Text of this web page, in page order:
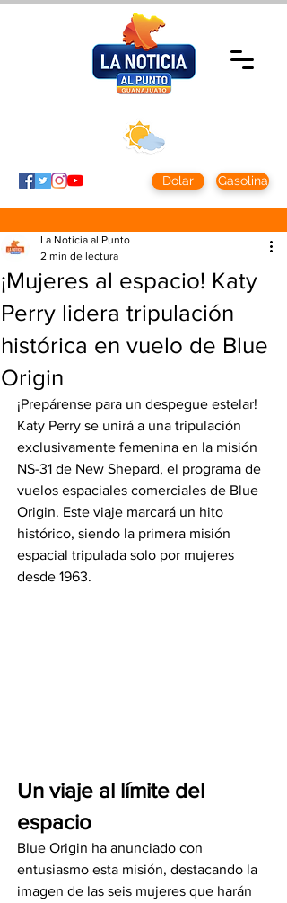
Dolar Gasolina
¡Mujeres al espacio! Katy
Perry lidera tripulación
histórica en vuelo de Blue
Origin
La Noticia al Punto
2 min de lectura
¡Prepárense para un despegue estelar!
Katy Perry se unirá a una tripulación
exclusivamente femenina en la misión
NS-31 de New Shepard, el programa de
vuelos espaciales comerciales de Blue
Origin. Este viaje marcará un hito
histórico, siendo la primera misión
espacial tripulada solo por mujeres
desde 1963.
Un viaje al límite del
espacio
Blue Origin ha anunciado con
entusiasmo esta misión, destacando la
imagen de las seis mujeres que harán